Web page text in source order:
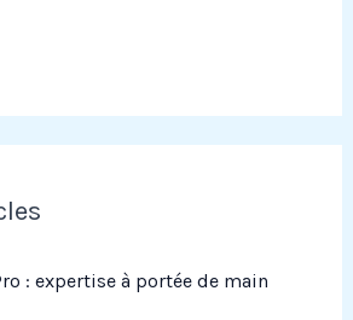
: expertise à portée de main